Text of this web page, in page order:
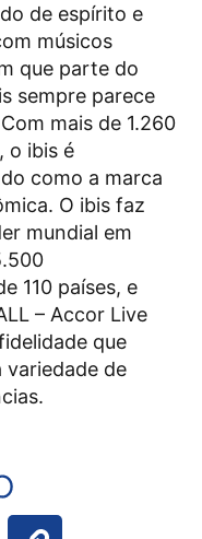
de espírito e
músicos
que parte do
sempre parece
mais de 1.260
o ibis é
como a marca
O ibis faz
mundial em
110 países, e
– Accor Live
que
variedade de